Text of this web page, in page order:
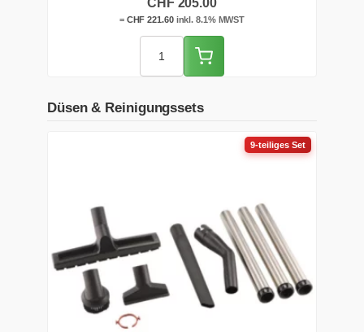
schützt den Hauptfilter vor grobem Schmutz.
CHF 205.00
= CHF 221.60inkl. 8.1% MWST
Düsen & Reinigungssets
9-teiliges Set